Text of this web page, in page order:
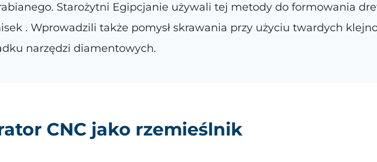
Starożytni Egipcjanie używali tej metody do formowania
. Wprowadzili także pomysł skrawania przy użyciu twardych
narzędzi diamentowych.
CNC jako rzemieślnik